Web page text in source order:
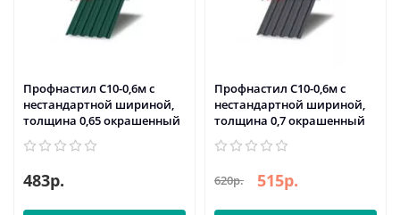
Профнастил С10-0,6м с
нестандартной шириной,
толщина 0,65 окрашенный
483р.
Профнастил С10-0,6м с
нестандартной шириной,
толщина 0,7 окрашенный
620р. 515р.